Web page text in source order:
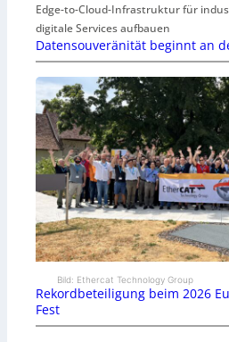
Edge-to-Cloud-Infrastruktur für
digitale Services aufbauen
Datensouveränität beginnt an
Bild: Ethercat Technology Group
Rekordbeteiligung beim 2026
Fest